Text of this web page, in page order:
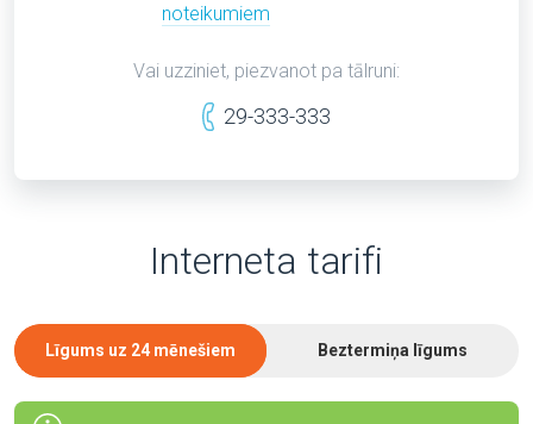
noteikumiem
Vai uzziniet, piezvanot pa tālruni:
29-333-333
Interneta tarifi
Līgums uz 24 mēnešiem Beztermiņa līgums